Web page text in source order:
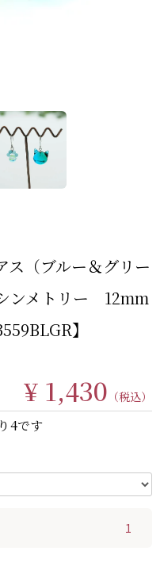
ス（ブルー＆グリー
ンメトリー 12mm
】
¥ 1,430 （税込）
4です